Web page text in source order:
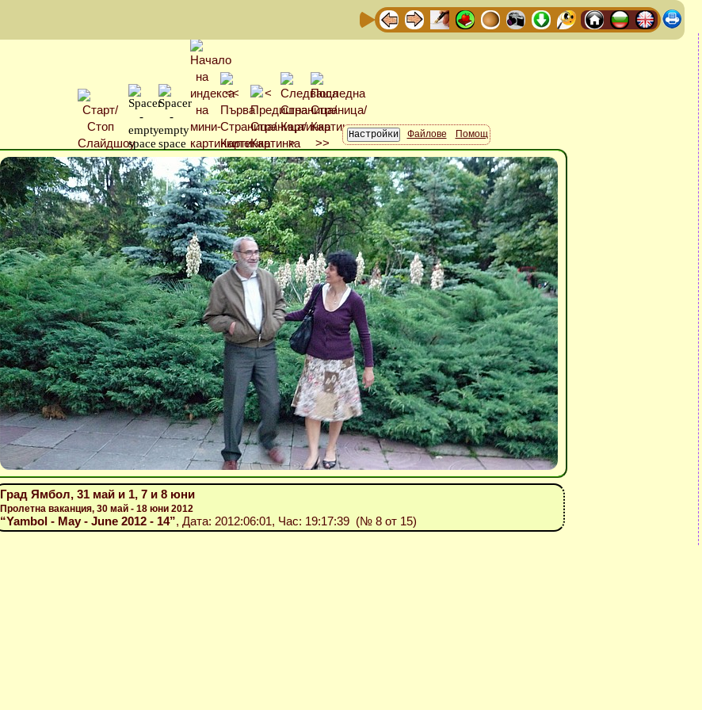
Файлове Помощ
Град Ямбол, 31 май и 1, 7 и 8 юни
Пролетна ваканция, 30 май - 18 юни 2012
“Yambol - May - June 2012 - 14”, Дата: 2012:06:01, Час: 19:17:39 (№ 8 от 15)